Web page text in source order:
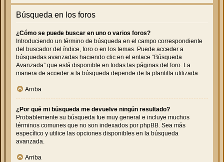
Búsqueda en los foros
¿Cómo se puede buscar en uno o varios foros?
Introduciendo un término de búsqueda en el campo correspondiente
del buscador del índice, foro o en los temas. Puede acceder a
búsquedas avanzadas haciendo clic en el enlace “Búsqueda
Avanzada” que está disponible en todas las páginas del foro. La
manera de acceder a la búsqueda depende de la plantilla utilizada.
Arriba
¿Por qué mi búsqueda me devuelve ningún resultado?
Probablemente su búsqueda fue muy general e incluye muchos
términos comunes que no son indexados por phpBB. Sea más
específico y utilice las opciones disponibles en la búsqueda
avanzada.
Arriba